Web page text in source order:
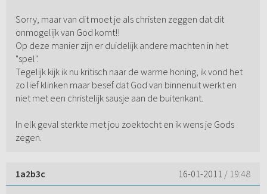
Sorry, maar van dit moet je als christen zeggen dat dit
onmogelijk van God komt!!
Op deze manier zijn er duidelijk andere machten in het
"spel".
Tegelijk kijk ik nu kritisch naar de warme honing, ik vond het
zo lief klinken maar besef dat God van binnenuit werkt en
niet met een christelijk sausje aan de buitenkant.
In elk geval sterkte met jou zoektocht en ik wens je Gods
zegen.
1a2b3c 16-01-2011 / 19:48